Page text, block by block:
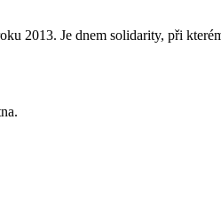
2013. Je dnem solidarity, při